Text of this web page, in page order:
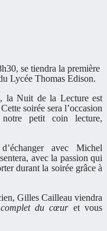
se tiendra la première
Lycée Thomas Edison.
la Nuit de la Lecture est
soirée sera l’occasion
petit coin lecture,
avec Michel
avec la passion qui
durant la soirée grâce à
Gilles Cailleau viendra
du cœuret vous